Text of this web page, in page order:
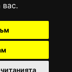
.
в националния
национална
за марка